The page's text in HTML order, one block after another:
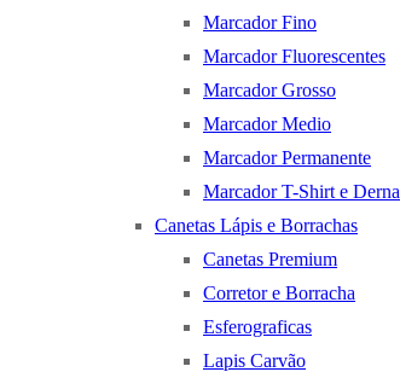
Marcador Fino
Marcador Fluorescentes
Marcador Grosso
Marcador Medio
Marcador Permanente
Marcador T-Shirt e Derna
Canetas Lápis e Borrachas
Canetas Premium
Corretor e Borracha
Esferograficas
Lapis Carvão